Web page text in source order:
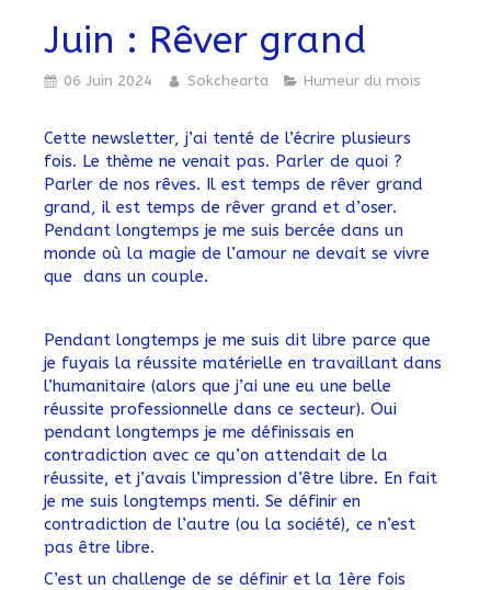
Juin : Rêver grand
06 Juin 2024 Sokchearta Humeur du mois
Cette newsletter, j’ai tenté de l’écrire plusieurs
fois. Le thème ne venait pas. Parler de quoi ?
Parler de nos rêves. Il est temps de rêver grand
grand, il est temps de rêver grand et d’oser.
Pendant longtemps je me suis bercée dans un
monde où la magie de l’amour ne devait se vivre
que dans un couple.
Pendant longtemps je me suis dit libre parce que
je fuyais la réussite matérielle en travaillant dans
l’humanitaire (alors que j’ai une eu une belle
réussite professionnelle dans ce secteur). Oui
pendant longtemps je me définissais en
contradiction avec ce qu’on attendait de la
réussite, et j’avais l’impression d’être libre. En fait
je me suis longtemps menti. Se définir en
contradiction de l’autre (ou la société), ce n’est
pas être libre.
C’est un challenge de se définir et la 1ère fois